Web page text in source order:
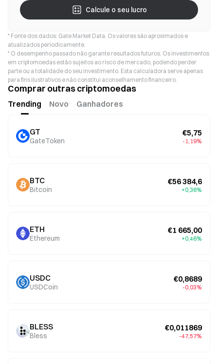
Calcule o seu lucro
* Fonte dos dados: Gate Market Data. Os valores são aproximados e
atualizados periodicamente.
* O desempenho passado não garante resultados futuros. Os investimentos
em criptomoedas estão sujeitos ao risco de mercado, podendo perder
parte ou a totalidade do seu investimento. Esta calculadora serve apenas
para fins ilustrativos e não constitui aconselhamento financeiro.
Comprar outras criptomoedas
Trending Novo Ganhadores
GT
GateToken
€5,75
-1,19%
BTC
Bitcoin
€56 384,6
+0,36%
ETH
Ethereum
€1 665,00
+0,46%
USDC
USDCoin
€0,8689
-0,03%
BLESS
Bless
€0,011869
-47,57%